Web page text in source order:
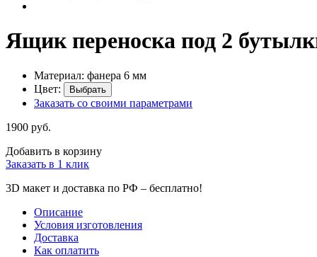
Ящик переноска под 2
Материал: фанера 6 мм
Цвет:
Выбрать
Заказать со своими параметрами
1900 руб.
Добавить в корзину
Заказать в 1 клик
3D макет и доставка по РФ – бесплатно!
Описание
Условия изготовления
Доставка
Как оплатить